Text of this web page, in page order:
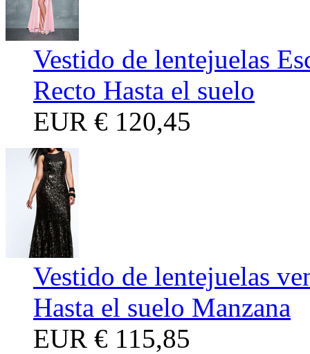
Vestido de lentejuelas
Recto Hasta el suelo
EUR € 120,45
Vestido de lentejuelas
Hasta el suelo Manzana
EUR € 115,85